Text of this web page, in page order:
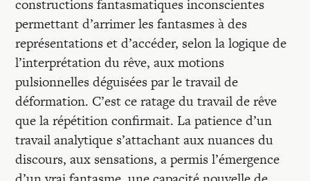
constructions fantasmatiques inconscientes
permettant d’arrimer les fantasmes à des
représentations et d’accéder, selon la logique de
l’interprétation du rêve, aux motions
pulsionnelles déguisées par le travail de
déformation. C’est ce ratage du travail de rêve
que la répétition confirmait. La patience d’un
travail analytique s’attachant aux nuances du
discours, aux sensations, a permis l’émergence